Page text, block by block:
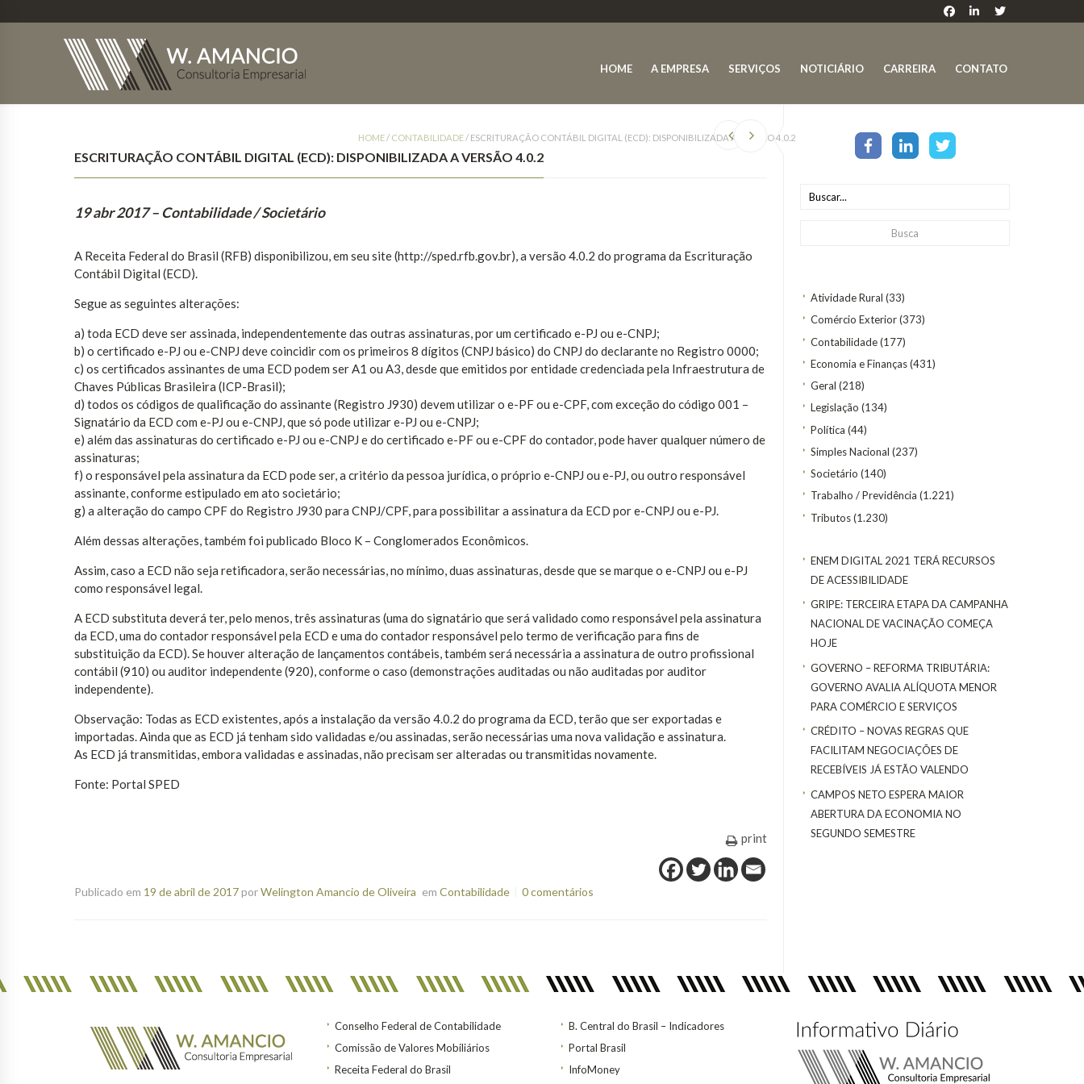
HOME A EMPRESA SERVIÇOS NOTICIÁRIO CARREIRA CONTATO
Atividade Rural (33)
Comércio Exterior(373)
Contabilidade(177)
Economia e Finanças(431)
Geral (218)
Legislação (134)
Política (44)
Simples Nacional (237)
Societário (140)
Trabalho / Previdência (1.221)
Tributos(1.230)
ENEM DIGITAL 2021 TERÁ RECURSOS
DE ACESSIBILIDADE
GRIPE: TERCEIRA ETAPA DA CAMPANHA
NACIONAL DE VACINAÇÃO COMEÇA
HOJE
GOVERNO – REFORMA TRIBUTÁRIA:
GOVERNO AVALIA ALÍQUOTA MENOR
PARA COMÉRCIO E SERVIÇOS
CRÉDITO – NOVAS REGRAS QUE
FACILITAM NEGOCIAÇÕES DE
RECEBÍVEIS JÁ ESTÃO VALENDO
CAMPOS NETO ESPERA MAIOR
ABERTURA DA ECONOMIA NO
SEGUNDO SEMESTRE
HOME/ CONTABILIDADE/ ESCRITURAÇÃO CONTÁBIL DIGITAL (ECD): DISPONIBILIZADA A VERSÃO 4.0.2
ESCRITURAÇÃO CONTÁBIL DIGITAL (ECD): DISPONIBILIZADA A VERSÃO 4.0.2
19 abr 2017 – Contabilidade / Societário
A Receita Federal do Brasil (RFB) disponibilizou, em seu site (http://sped.rfb.gov.br), a versão 4.0.2 do programa da Escrituração
Contábil Digital (ECD).
Segue as seguintes alterações:
a) toda ECD deve ser assinada, independentemente das outras assinaturas, por um certificado e-PJ ou e-CNPJ;
b) o certificado e-PJ ou e-CNPJ deve coincidir com os primeiros 8 dígitos (CNPJ básico) do CNPJ do declarante no Registro 0000;
c) os certificados assinantes de uma ECD podem ser A1 ou A3, desde que emitidos por entidade credenciada pela Infraestrutura de
Chaves Públicas Brasileira (ICP-Brasil);
d) todos os códigos de qualificação do assinante (Registro J930) devem utilizar o e-PF ou e-CPF, com exceção do código 001 –
Signatário da ECD com e-PJ ou e-CNPJ, que só pode utilizar e-PJ ou e-CNPJ;
e) além das assinaturas do certificado e-PJ ou e-CNPJ e do certificado e-PF ou e-CPF do contador, pode haver qualquer número de
assinaturas;
f) o responsável pela assinatura da ECD pode ser, a critério da pessoa jurídica, o próprio e-CNPJ ou e-PJ, ou outro responsável
assinante, conforme estipulado em ato societário;
g) a alteração do campo CPF do Registro J930 para CNPJ/CPF, para possibilitar a assinatura da ECD por e-CNPJ ou e-PJ.
Além dessas alterações, também foi publicado Bloco K – Conglomerados Econômicos.
Assim, caso a ECD não seja retificadora, serão necessárias, no mínimo, duas assinaturas, desde que se marque o e-CNPJ ou e-PJ
como responsável legal.
A ECD substituta deverá ter, pelo menos, três assinaturas (uma do signatário que será validado como responsável pela assinatura
da ECD, uma do contador responsável pela ECD e uma do contador responsável pelo termo de verificação para fins de
substituição da ECD). Se houver alteração de lançamentos contábeis, também será necessária a assinatura de outro profissional
contábil (910) ou auditor independente (920), conforme o caso (demonstrações auditadas ou não auditadas por auditor
independente).
Observação: Todas as ECD existentes, após a instalação da versão 4.0.2 do programa da ECD, terão que ser exportadas e
importadas. Ainda que as ECD já tenham sido validadas e/ou assinadas, serão necessárias uma nova validação e assinatura.
As ECD já transmitidas, embora validadas e assinadas, não precisam ser alteradas ou transmitidas novamente.
Fonte: Portal SPED
print
Publicado em 19 de abril de 2017porWelington Amancio de Oliveira em Contabilidade 0 comentários
Conselho Federal de Contabilidade
Comissão de Valores Mobiliários
Receita Federal do Brasil
B. Central do Brasil – Indicadores
Portal Brasil
InfoMoney